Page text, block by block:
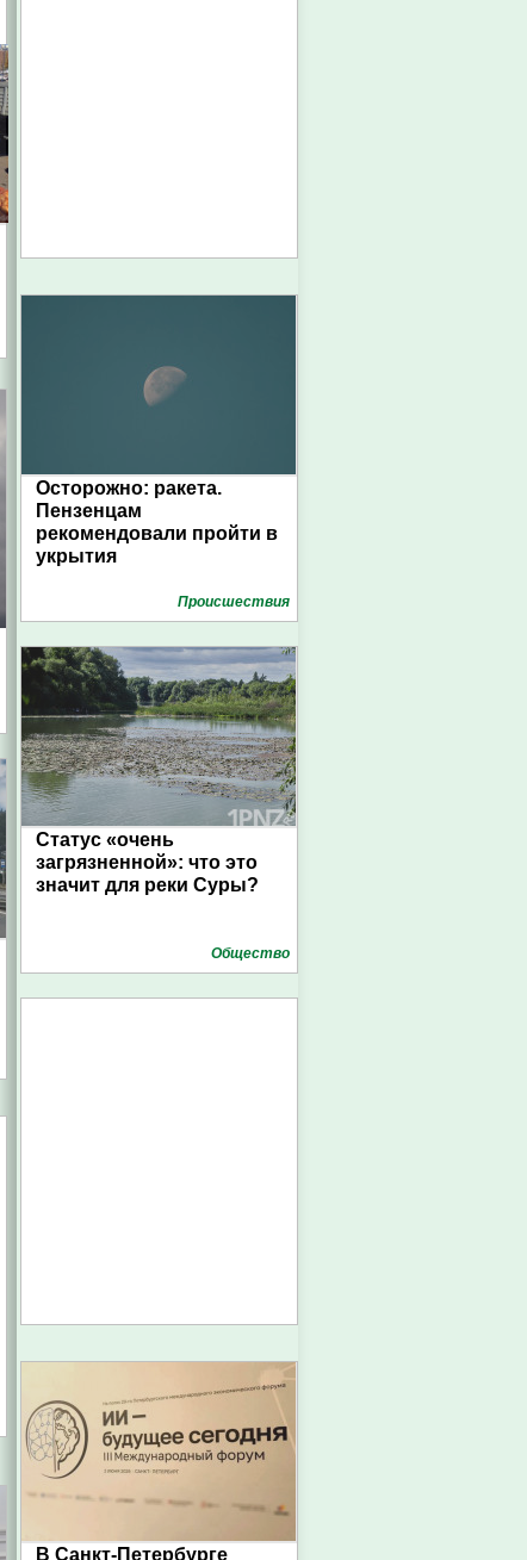
Осторожно: ракета.
Пензенцам
рекомендовали пройти в
укрытия
Проиcшествия
Статус «очень
загрязненной»: что это
значит для реки Суры?
Общество
В Санкт-Петербурге